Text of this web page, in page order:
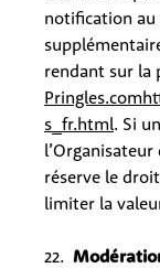
notification au
rendant sur la
Pringles.com
s_fr.html. Si
l’Organisateur
réserve le
limiter la
22.